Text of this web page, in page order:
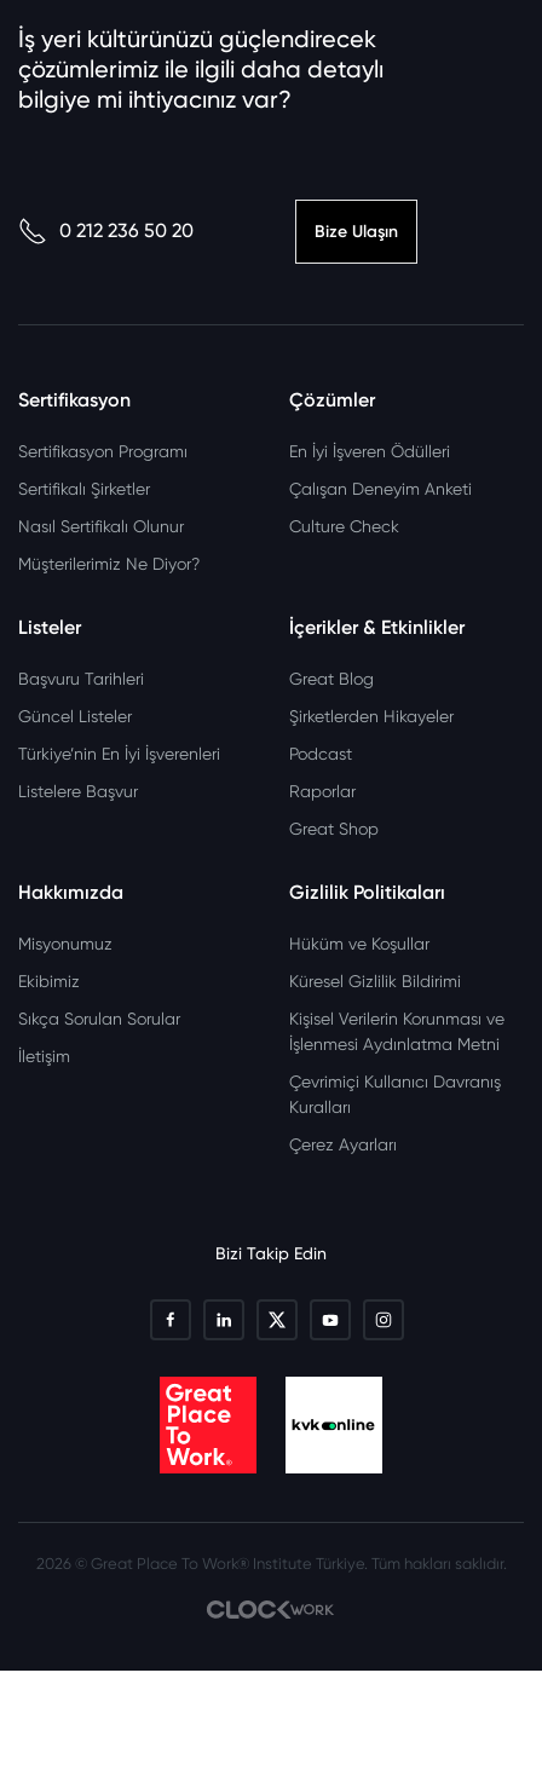
İş yeri kültürünüzü güçlendirecek
çözümlerimiz ile ilgili daha detaylı
bilgiye mi ihtiyacınız var?
0 212 236 50 20 Bize Ulaşın
Sertifikasyon
Sertifikasyon Programı
Sertifikalı Şirketler
Nasıl Sertifikalı Olunur
Müşterilerimiz Ne Diyor?
Çözümler
En İyi İşveren Ödülleri
Çalışan Deneyim Anketi
Culture Check
Listeler
Başvuru Tarihleri
Güncel Listeler
Türkiye’nin En İyi İşverenleri
Listelere Başvur
İçerikler & Etkinlikler
Great Blog
Şirketlerden Hikayeler
Podcast
Raporlar
Great Shop
Hakkımızda
Misyonumuz
Ekibimiz
Sıkça Sorulan Sorular
İletişim
Gizlilik Politikaları
Hüküm ve Koşullar
Küresel Gizlilik Bildirimi
Kişisel Verilerin Korunması ve
İşlenmesi Aydınlatma Metni
Çevrimiçi Kullanıcı Davranış
Kuralları
Çerez Ayarları
Bizi Takip Edin
2026 © Great Place To Work® Institute Türkiye. Tüm hakları saklıdır.